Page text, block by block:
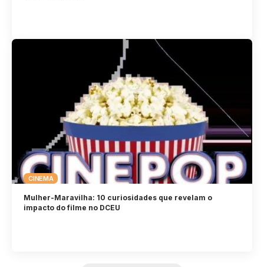
CINEMA
Mulher-Maravilha: 10 curiosidades que revelam o
impacto do filme no DCEU